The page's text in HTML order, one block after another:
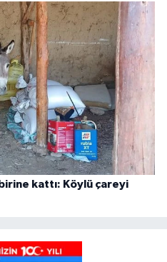
kattı: Köylü çareyi